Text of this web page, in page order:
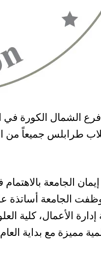
الشمال الكورة في
طرابلس جميعاً من
إيمان الجامعة
الجامعة أساتذة
إدارة الأعمال، كلية
مميزة مع بداية